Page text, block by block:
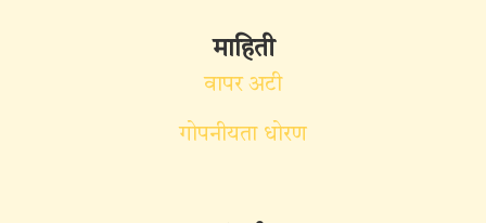
माहिती
वापर अटी
गोपनीयता धोरण